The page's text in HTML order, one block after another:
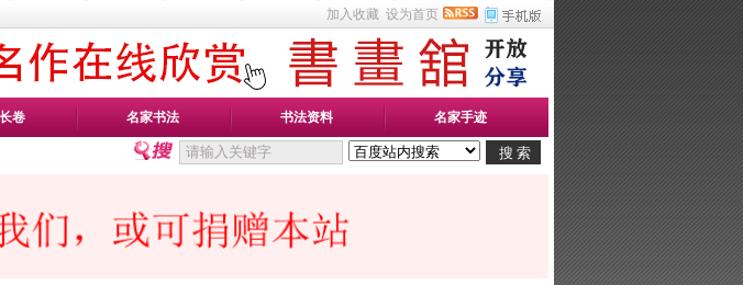
加入收藏 设为首页
卷 名家书法 书法资料 名家手迹